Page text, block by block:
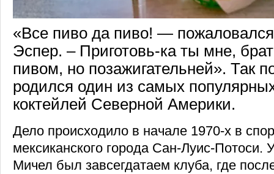
«Все пиво да пиво! —
Эспер. – Приготовь-ка ты мне,
пивом, но позажигательней». Так
родился один из самых
коктейлей Северной Америки.
Дело происходило в начале 1970-х в
мексиканского города Сан-Луис-Потоси.
Мичел был завсегдатаем клуба, где